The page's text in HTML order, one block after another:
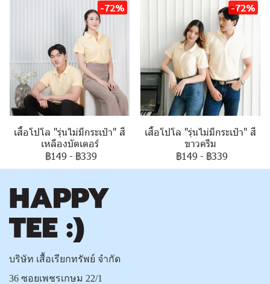
-72%
เสื้อโปโล "รุ่นไม่มีกระเป๋า" สี
เหลืองบัตเตอร์
฿149 - ฿339
-72%
เสื้อโปโล "รุ่นไม่มีกระเป๋า" สี
ขาวครีม
฿149 - ฿339
บริษัท เสื้อเรียกทรัพย์ จำกัด
36 ซอยเพชรเกษม 22/1